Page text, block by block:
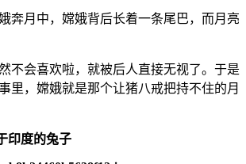
奔月中，嫦娥背后长着一条尾巴，而月亮
不会喜欢啦，就被后人直接无视了。于是
里，嫦娥就是那个让猪八戒把持不住的月
印度的兔子